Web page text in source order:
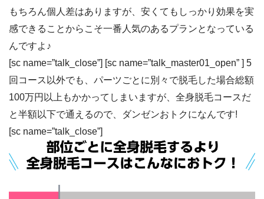
もちろん個人差はありますが、安くてもしっかり効果を実
感できることからこそ一番人気のあるプランとなっている
んですよ♪
[sc name=”talk_close”] [sc name=”talk_master01_open” ] 5
回コース以外でも、パーツごとに別々で脱毛した場合総額
100万円以上もかかってしまいますが、 全身脱毛コースだ
と半額以下で通えるので、ダンゼンおトクになんです!
[sc name=”talk_close”]